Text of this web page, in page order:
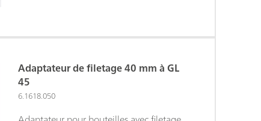
Adaptateur de filetage 40 mm à GL
45
6.1618.050